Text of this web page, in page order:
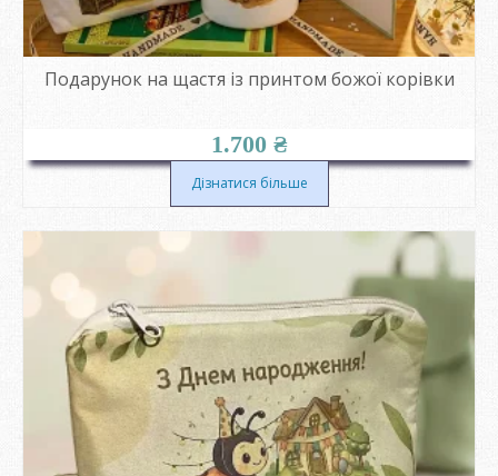
Подарунок на щастя із принтом божої корівки
1.700 ₴
Дізнатися більше